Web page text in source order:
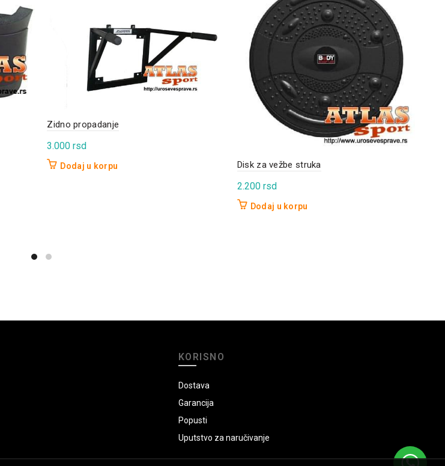
Zidno propadanje
3.000rsd
Dodaj u korpu Disk za vežbe struka
2.200 rsd
Dodaj u korpu
KORISNO
Dostava
Garancija
Popusti
Uputstvo za naručivanje